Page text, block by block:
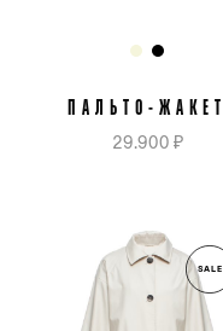
ПАЛЬТО-ЖАКЕТ
29.900 ₽
SALE